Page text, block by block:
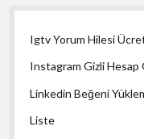
Igtv Yorum Hilesi
Instagram Gizli Hesap
Linkedin Beğeni
Liste